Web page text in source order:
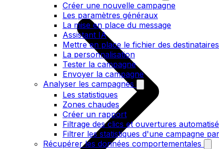
Créer une nouvelle campagne
Les paramètres généraux
La mise en place du message
Assistant IA
Mettre en place le fichier des destinataires
La personnalisation
Tester la campagne
Envoyer la campagne
Analyser les campagnes
Les statistiques
Zones chaudes
Créer un rapport
Filtrage des clics et ouvertures
Filtrer les statistiques d'une campagne
Récupérer les données comportementales